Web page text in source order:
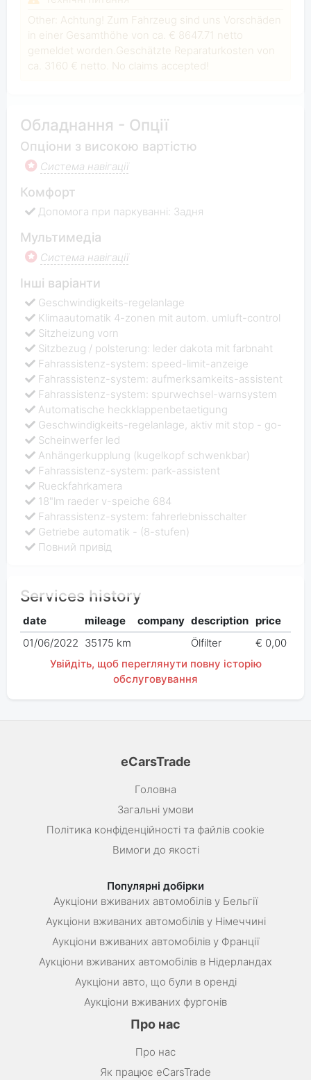
Other: Achtung! Zum Fahrzeug sind uns Vorschäden
in einer Gesamthöhe von ca. € 8647.71 netto
gemeldet worden.Geschätzte Reparaturkosten von
ca. 3160 € netto. No claims accepted!
Обладнання - Опції
Опціони з високою вартістю
Система навігації
Комфорт
Допомога при паркуванні: Задня
Мультимедіа
Система навігації
Інші варіанти
Geschwindigkeits-regelanlage
Klimaautomatik 4-zonen mit autom. umluft-control
Sitzheizung vorn
Sitzbezug / polsterung: leder dakota mit farbnaht
Fahrassistenz-system: speed-limit-anzeige
Fahrassistenz-system: aufmerksamkeits-assistent
Fahrassistenz-system: spurwechsel-warnsystem
Automatische heckklappenbetaetigung
Geschwindigkeits-regelanlage, aktiv mit stop - go-
Scheinwerfer led
Anhängerkupplung (kugelkopf schwenkbar)
Fahrassistenz-system: park-assistent
Rueckfahrkamera
18"lm raeder v-speiche 684
Fahrassistenz-system: fahrerlebnisschalter
Getriebe automatik - (8-stufen)
Повний привід
Services history
date mileage company description price
01/06/2022 35175 km Ölfilter
€ 0,00
Увійдіть, щоб переглянути повну історію
обслуговування
eCarsTrade
Головна
Загальні умови
Політика конфіденційності та файлів cookie
Вимоги до якості
Популярні добірки
Аукціони вживаних автомобілів у Бельгії
Аукціони вживаних автомобілів у Німеччині
Аукціони вживаних автомобілів у Франції
Аукціони вживаних автомобілів в Нідерландах
Аукціони авто, що були в оренді
Аукціони вживаних фургонів
Про нас
Про нас
Як працює eCarsTrade